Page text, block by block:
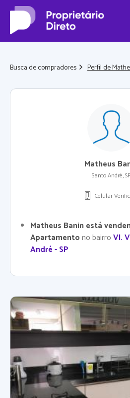
Busca de compradores Perfil de
Matheus
Santo André, SP
Celular
Matheus Banin está
Apartamentono bairroVl.
André - SP